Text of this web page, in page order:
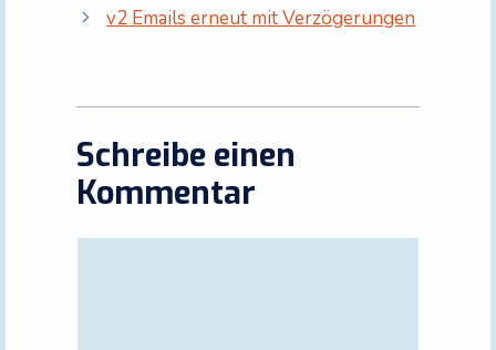
v2 Emails erneut mit Verzögerungen
Schreibe einen
Kommentar